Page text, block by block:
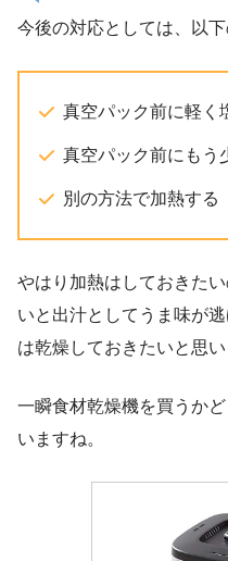
今後の対応としては、以
真空パック前に軽く
真空パック前にもう
別の方法で加熱する
やはり加熱はしておきた
いと出汁としてうま味が
は乾燥しておきたいと思い
一瞬食材乾燥機を買うか
いますね。